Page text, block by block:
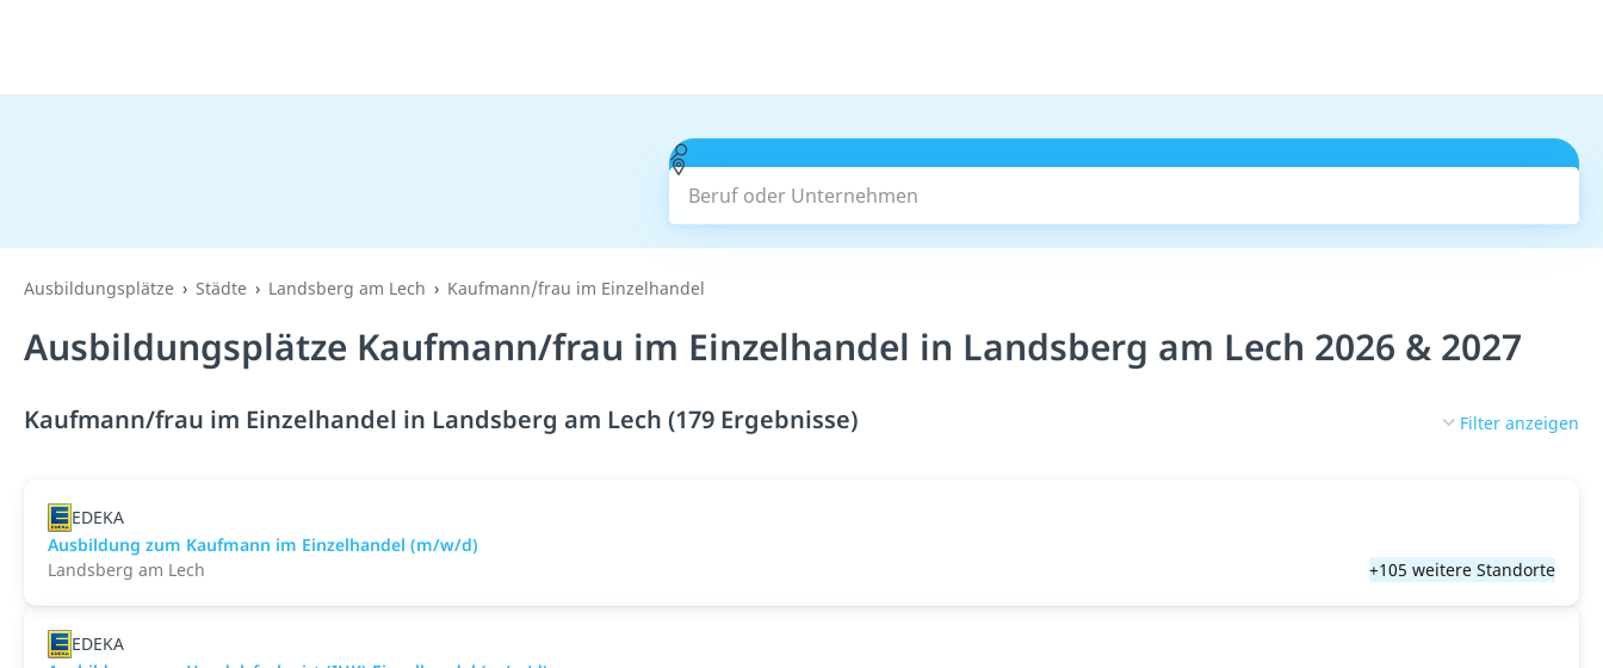
Beruf oder Unternehmen
Ausbildungsplätze Städte Landsberg am Lech Kaufmann/frau im Einzelhandel
Ausbildungsplätze Kaufmann/frau im Einzelhandel in Landsberg am Lech 2026 & 2027
Kaufmann/frau im Einzelhandel in Landsberg am Lech (179 Ergebnisse) Filter anzeigen
EDEKA
Ausbildung zum Kaufmann im Einzelhandel (m/w/d)
Landsberg am Lech
+105 weitere Standorte
EDEKA